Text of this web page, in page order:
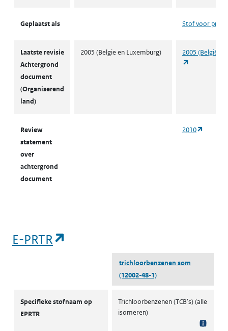
Geplaatst als Stof voor
Laatste revisie
Achtergrond
document
(Organiserend
land)
2005 (Belgie en Luxemburg)
2005 (België
Review
statement
over
achtergrond
document
2010
E-PRTR
trichloorbenzenen som
(12002-48-1)
Specifieke stofnaam op
EPRTR
Trichloorbenzenen (TCB's) (alle
isomeren)